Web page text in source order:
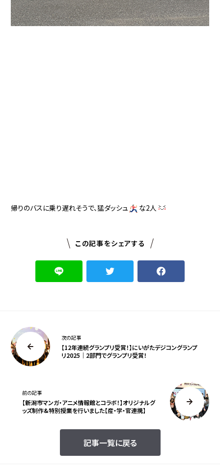
帰りのバスに乗り遅れそうで、猛ダッシュ な2人
この記事をシェアする
次の記事
【12年連続グランプリ受賞！】にいがたデジコングランプ
リ2025｜2部門でグランプリ受賞！
記事一覧に戻る
前の記事
【新潟市マンガ・アニメ情報館とコラボ！】オリジナルグ
ッズ制作&特別授業を行いました【産・学・官連携】